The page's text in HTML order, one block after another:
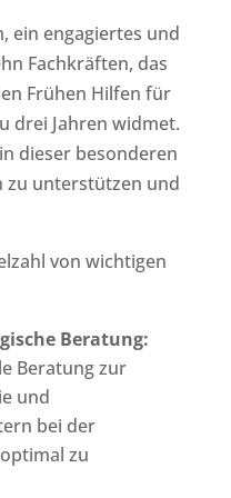
ein engagiertes und
Fachkräften, das
Frühen Hilfen für
drei Jahren widmet.
dieser besonderen
zu unterstützen und
von wichtigen
Beratung:
Beratung zur
und
bei der
zu